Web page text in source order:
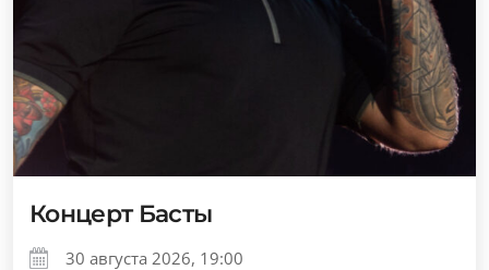
Концерт Басты
30 августа 2026, 19:00